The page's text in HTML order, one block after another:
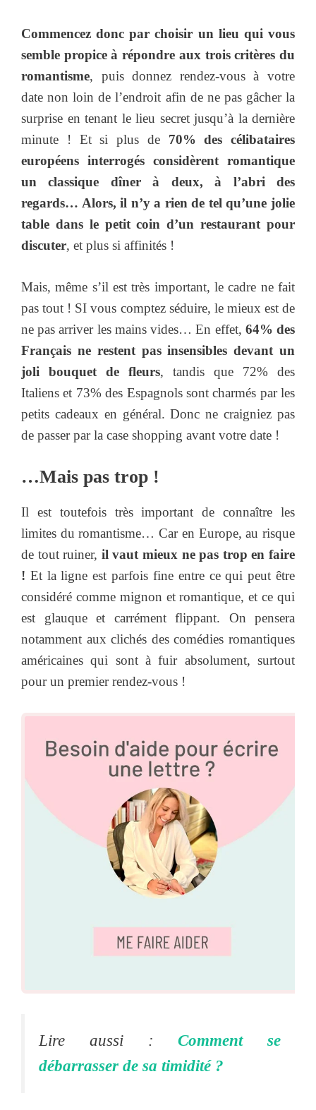
Commencez donc par choisir un lieu qui vous
semble propice à répondre aux trois critères du
romantisme, puis donnez rendez-vous à votre
date non loin de l’endroit afin de ne pas gâcher la
surprise en tenant le lieu secret jusqu’à la dernière
minute ! Et si plus de70% des célibataires
européens interrogés considèrent romantique
un classique dîner à deux, à l’abri des
regards… Alors, il n’y a rien de tel qu’une jolie
table dans le petit coin d’un restaurant pour
discuter, et plus si affinités !
Mais, même s’il est très important, le cadre ne fait
pas tout ! SI vous comptez séduire, le mieux est de
ne pas arriver les mains vides… En effet, 64% des
Français ne restent pas insensibles devant un
joli bouquet de fleurs, tandis que 72% des
Italiens et 73% des Espagnols sont charmés par les
petits cadeaux en général. Donc ne craigniez pas
de passer par la case shopping avant votre date !
…Mais pas trop !
Il est toutefois très important de connaître les
limites du romantisme… Car en Europe, au risque
de tout ruiner, il vaut mieux ne pas trop en faire
! Et la ligne est parfois fine entre ce qui peut être
considéré comme mignon et romantique, et ce qui
est glauque et carrément flippant. On pensera
notamment aux clichés des comédies romantiques
américaines qui sont à fuir absolument, surtout
pour un premier rendez-vous !
Lire aussi :Comment se
débarrasser de sa timidité ?